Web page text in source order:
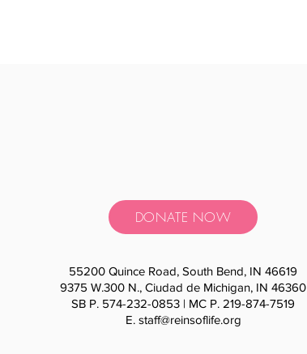
55200 Quince Road, South Bend, IN 46619
9375 W.300 N., Ciudad de Michigan, IN 46360
SB P. 574-232-0853 | MC P. 219-874-7519
E. staff@reinsoflife.org
DONATE NOW